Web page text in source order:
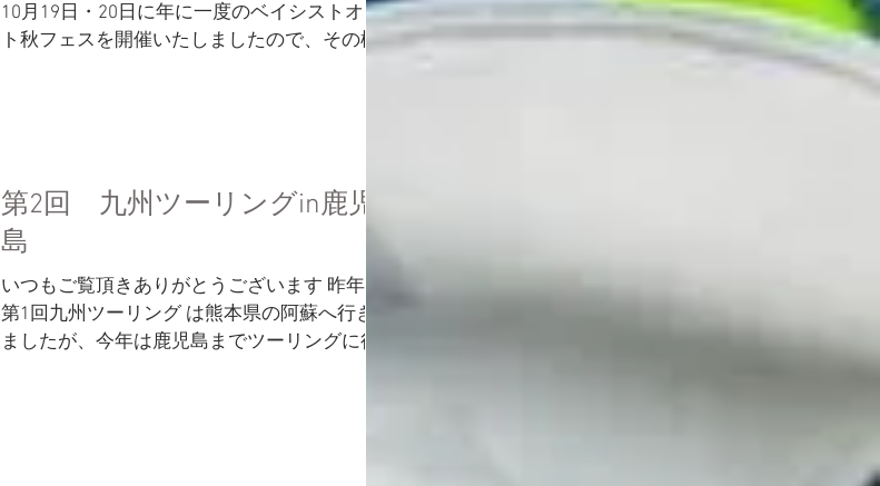
10月19日・20日に年に一度のベイシストオー
ト秋フェスを開催いたしましたので、その様
第2回 九州ツーリングin鹿児
島
いつもご覧頂きありがとうございます 昨年の
第1回九州ツーリング は熊本県の阿蘇へ行き
ましたが、今年は鹿児島までツーリングに行